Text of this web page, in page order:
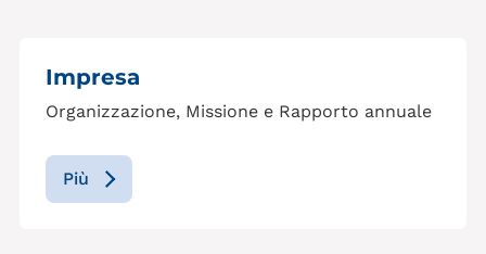
Impresa
Organizzazione, Missione e Rapporto annuale
Più